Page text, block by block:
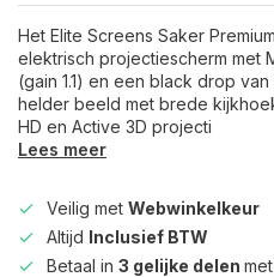
Het Elite Screens Saker
elektrisch projectiescherm met
(gain 1.1) en een black drop
helder beeld met brede
HD en Active 3D projecti
Lees meer
Veilig met Webwinkelkeur
Altijd Inclusief BTW
Betaal in 3 gelijke delen